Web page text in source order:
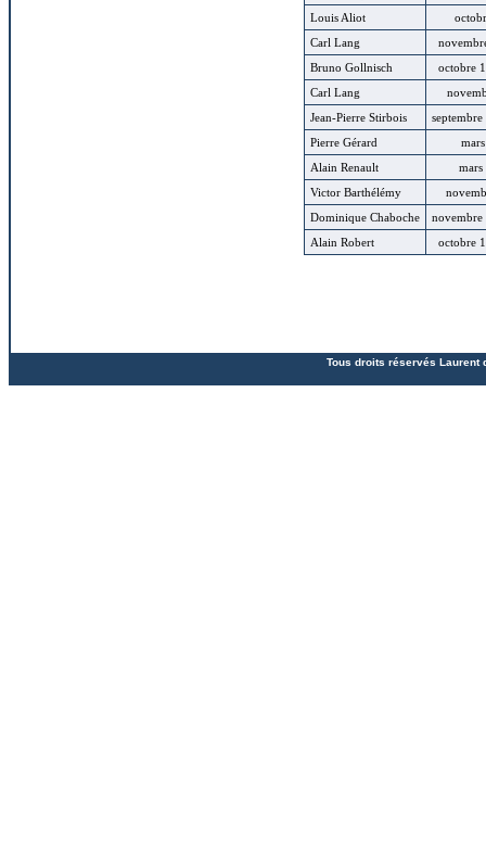
Louis Aliot
Carl Lang
Bruno Gollnisch
octobre
Carl Lang
Jean-Pierre Stirbois
Pierre Gérard
Alain Renault
Victor Barthélémy
Dominique Chaboche
Alain Robert
octobre
Tous droits réservés Laurent